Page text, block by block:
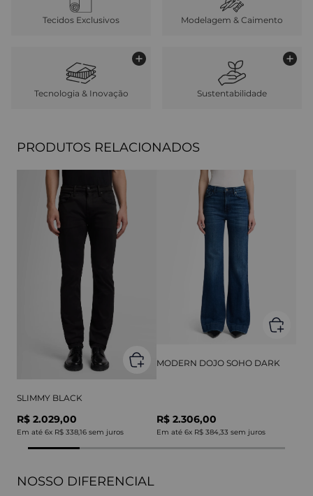
Tecidos Exclusivos Modelagem & Caimento
Tecnologia & Inovação Sustentabilidade
PRODUTOS RELACIONADOS
SLIMMY BLACK
R$ 2.029,00
Em até 6x R$ 338,16 sem juros
MODERN DOJO SOHO DARK
R$ 2.306,00
Em até 6x R$ 384,33 sem juros
NOSSO DIFERENCIAL